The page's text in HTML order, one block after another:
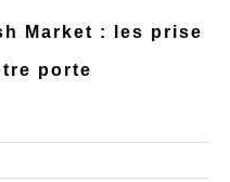
Market : les prise
porte